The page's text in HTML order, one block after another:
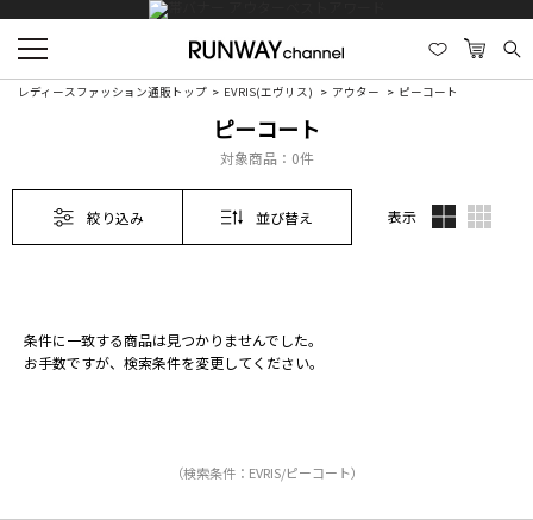
レディースファッション通販トップ EVRIS(エヴリス) アウター ピーコート
ピーコート
対象商品： 0件
絞り込み 並び替え 表示
条件に一致する商品は見つかりませんでした。
お手数ですが、検索条件を変更してください。
（検索条件：EVRIS/ピーコート）